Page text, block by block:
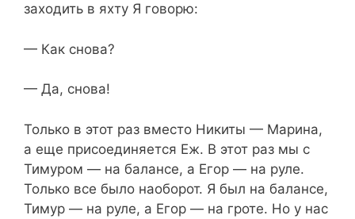
заходить в яхту Я говорю:
— Как снова?
— Да, снова!
Только в этот раз вместо Никиты — Марина,
а еще присоединяется Еж. В этот раз мы с
Тимуром — на балансе, а Егор — на руле.
Только все было наоборот. Я был на балансе,
Тимур — на руле, а Егор — на гроте. Но у нас